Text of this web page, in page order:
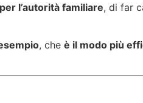
l’autorità familiare, di far
, che è il modo più